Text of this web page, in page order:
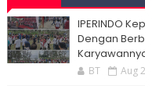
IPERINDO
Dengan
BT Aug